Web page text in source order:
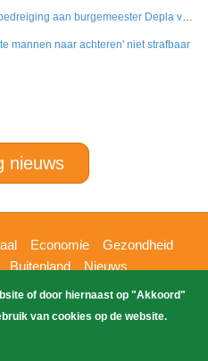
Vier aanhoudingen na doodsbedreiging aan burgemeester Depla van Breda
mannen naar achteren' niet strafbaar
nieuws
Economie
Gezondheid
Buitenland
Nieuws
Weekoverzicht
Op Nieuws 2026gehost
of door hiernaast op "Akkoord"
van cookies op de website.